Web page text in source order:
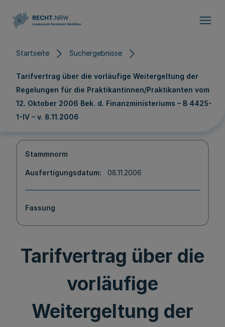
Startseite Suchergebnisse
Tarifvertrag über die vorläufige Weitergeltung der
Regelungen für die Praktikantinnen/Praktikanten vom
12. Oktober 2006 Bek. d. Finanzministeriums – B 4425-
1-IV – v. 8.11.2006
Stammnorm
Ausfertigungsdatum 08.11.2006
Fassung
Tarifvertrag über die
vorläufige
Weitergeltung der